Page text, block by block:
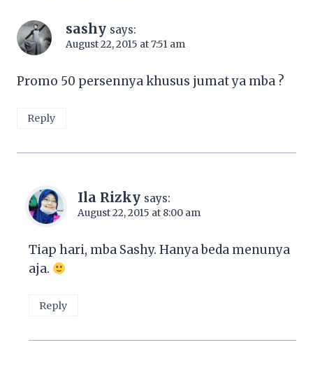
sashy says:
August 22, 2015 at 7:51 am
Promo 50 persennya khusus jumat ya mba ?
Reply
Ila Rizky says:
August 22, 2015 at 8:00 am
Tiap hari, mba Sashy. Hanya beda menunya
aja.
Reply